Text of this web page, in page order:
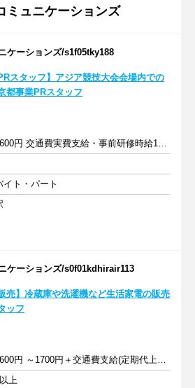
ミュニケーションズ
ケーションズ/s1f05tky188
PRスタッフ】アジア競技大会会場内での
都事業PRスタッフ
時給1600円 交通費実費支給・事前研修時給1300円
イト・パート
ケーションズ/s0f01kdhirair113
販売】冷蔵庫や洗濯機など生活家電の販売
ッフ
時給1600円 ～1700円＋交通費支給(定期代上限)
上